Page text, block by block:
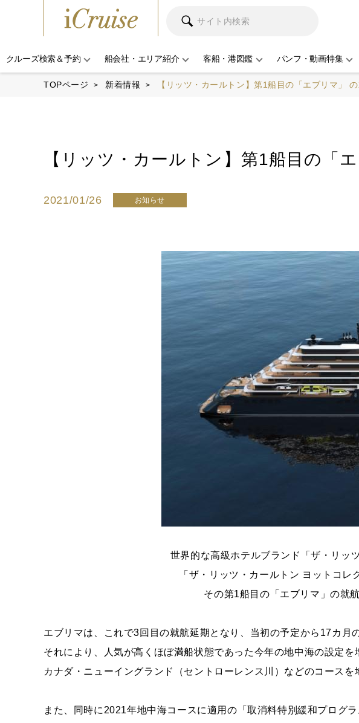
クルーズ検索＆予約 船会社・エリア紹介 客船・港図鑑 パンフ・動画特集
TOPページ 新着情報 【リッツ・カールトン】第1船目の「エブリマ」
【リッツ・カールトン】第1船目の「
2021/01/26 お知らせ
世界的な高級ホテルブランド「ザ・リッ
「ザ・リッツ・カールトン ヨットコ
その第1船目の「エブリマ」の就
エブリマは、これで3回目の就航延期となり、当初の予定から17カ月
それにより、人気が高くほぼ満船状態であった今年の地中海の設定
カナダ・ニューイングランド（セントローレンス川）などのコース
また、同時に2021年地中海コースに適用の「取消料特別緩和プログラ